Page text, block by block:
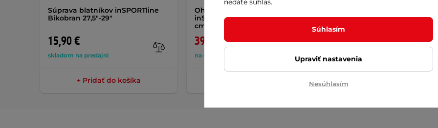
Súprava blatníkov inSPORTline
Bikobran 27,5"-29"
15,90 €
skladom na predajni
+ Pridať do košíka
Ohňovzdorný obal na batérie
inSPORTline Batexpro 50x16x16
cm
39,90 € 56,90 €
na sklade
Zadný stojan inSPORTline
40 mm 24-29"
13,90 €
skladom na predajni
Súhlasím
Upraviť nastavenia
Nesúhlasím